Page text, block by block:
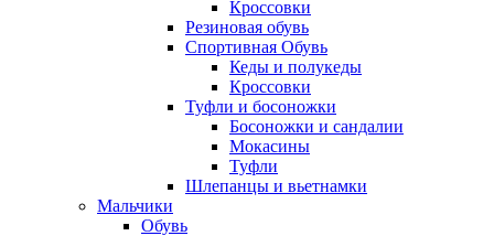
Кроссовки
Резиновая обувь
Спортивная Обувь
Кеды и полукеды
Кроссовки
Туфли и босоножки
Босоножки и сандалии
Мокасины
Туфли
Шлепанцы и вьетнамки
Мальчики
Обувь